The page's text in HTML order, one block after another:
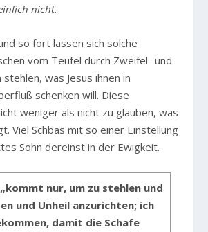
nicht.
so fort lassen sich solche
vom Teufel durch Zweifel- und
was Jesus ihnen in
schenken will. Diese
weniger als nicht zu glauben, was
Viel Schbas mit so einer Einstellung
Sohn dereinst in der Ewigkeit.
nur, um zu stehlen und
und Unheil anzurichten; ich
damit die Schafe